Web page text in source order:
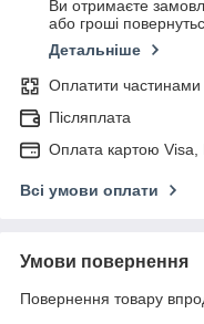
Ви отримаєте
або гроші
Детальніше
Оплатити частинами
Післяплата
Оплата картою
Всі умови оплати
Умови повернення
Повернення товару